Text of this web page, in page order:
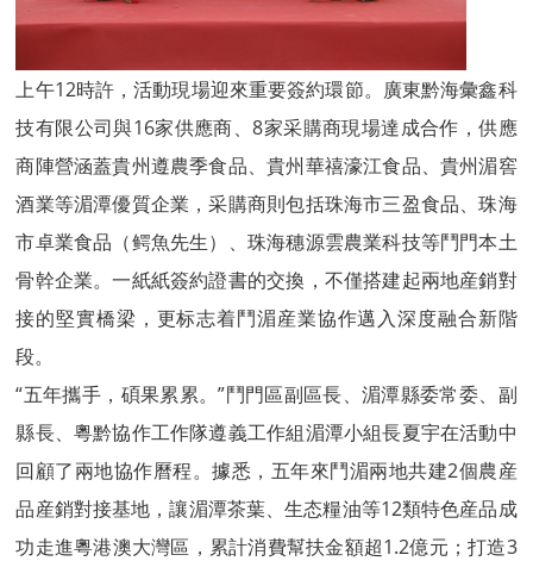
上午12時許，活動現場迎來重要簽約環節。廣東黔海彙鑫科
技有限公司與16家供應商、8家采購商現場達成合作，供應
商陣營涵蓋貴州遵農季食品、貴州華禧濠江食品、貴州湄窖
酒業等湄潭優質企業，采購商則包括珠海市三盈食品、珠海
市卓業食品（鳄魚先生）、珠海穗源雲農業科技等鬥門本土
骨幹企業。一紙紙簽約證書的交換，不僅搭建起兩地産銷對
接的堅實橋梁，更标志着鬥湄産業協作邁入深度融合新階
段。
“五年攜手，碩果累累。”鬥門區副區長、湄潭縣委常委、副
縣長、粵黔協作工作隊遵義工作組湄潭小組長夏宇在活動中
回顧了兩地協作曆程。據悉，五年來鬥湄兩地共建2個農産
品産銷對接基地，讓湄潭茶葉、生态糧油等12類特色産品成
功走進粵港澳大灣區，累計消費幫扶金額超1.2億元；打造3